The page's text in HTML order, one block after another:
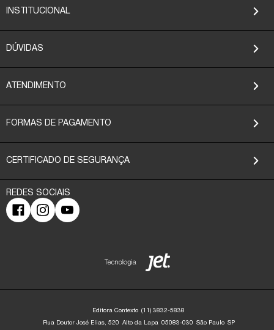
INSTITUCIONAL
DÚVIDAS
ATENDIMENTO
FORMAS DE PAGAMENTO
CERTIFICADO DE SEGURANÇA
Editora Contexto (11) 3832-5838
Rua Doutor José Elias, 520 Alto da Lapa 05083-030 São Paulo SP